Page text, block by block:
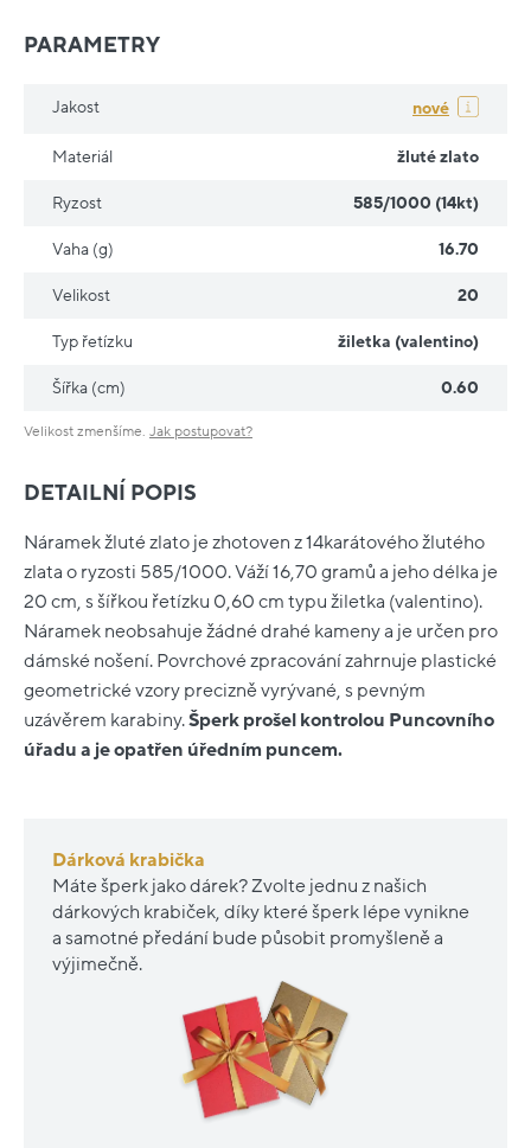
DETAILNÍ POPIS
Náramek žluté zlato je zhotoven z 14karátového žlutého
zlata o ryzosti 585/1000. Váží 16,70 gramů a jeho délka je
20 cm, s šířkou řetízku 0,60 cm typu žiletka (valentino).
Náramek neobsahuje žádné drahé kameny a je určen pro
dámské nošení. Povrchové zpracování zahrnuje plastické
geometrické vzory precizně vyrývané, s pevným
uzávěrem karabiny.Šperk prošel kontrolou Puncovního
úřadu a je opatřen úředním puncem.
Dárková krabička
Máte šperk jako dárek? Zvolte jednu z našich
dárkových krabiček, díky které šperk lépe vynikne
a samotné předání bude působit promyšleně a
výjimečně.
PARAMETRY
Jakost nové
Materiál žluté zlato
Ryzost 585/1000 (14kt)
Vaha (g) 16.70
Velikost 20
Typ řetízku žiletka (valentino)
Šířka (cm) 0.60
Velikost zmenšíme. Jak postupovat?